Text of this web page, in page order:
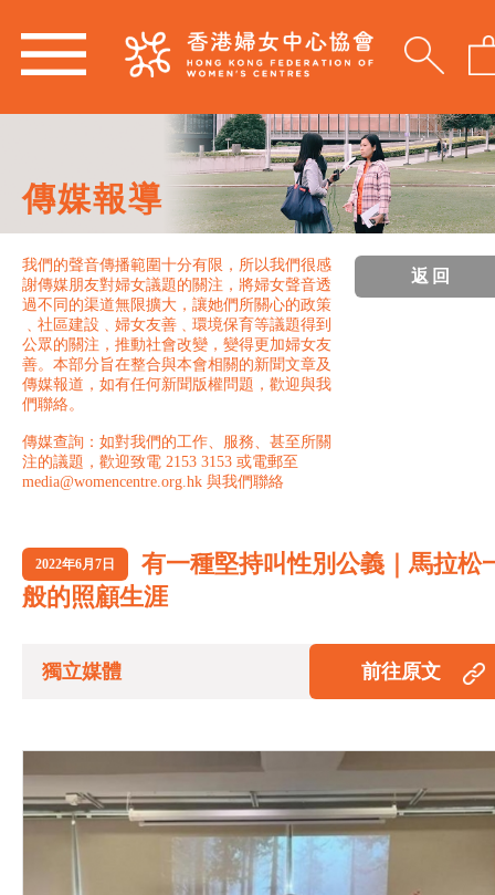
傳媒報導
我們的聲音傳播範圍十分有限，所以我們很感
謝傳媒朋友對婦女議題的關注，將婦女聲音透
過不同的渠道無限擴大，讓她們所關心的政策
﹑社區建設﹑婦女友善﹑環境保育等議題得到
公眾的關注，推動社會改變，變得更加婦女友
善。本部分旨在整合與本會相關的新聞文章及
傳媒報道，如有任何新聞版權問題，歡迎與我
們聯絡。
傳媒查詢：如對我們的工作、服務、甚至所關
注的議題，歡迎致電 2153 3153 或電郵至
media@womencentre.org.hk 與我們聯絡
返回
2022年6月7日
有一種堅持叫性別公義｜馬拉松
般的照顧生涯
獨立媒體 前往原文